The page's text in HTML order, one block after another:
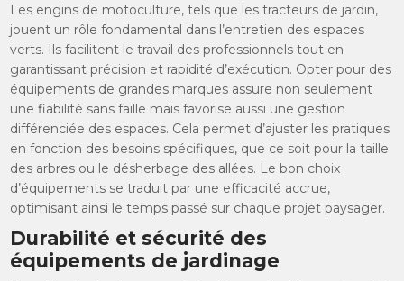
Les engins de motoculture, tels que les tracteurs de jardin,
jouent un rôle fondamental dans l’entretien des espaces
verts. Ils facilitent le travail des professionnels tout en
garantissant précision et rapidité d’exécution. Opter pour des
équipements de grandes marques assure non seulement
une fiabilité sans faille mais favorise aussi une gestion
différenciée des espaces. Cela permet d’ajuster les pratiques
en fonction des besoins spécifiques, que ce soit pour la taille
des arbres ou le désherbage des allées. Le bon choix
d’équipements se traduit par une efficacité accrue,
optimisant ainsi le temps passé sur chaque projet paysager.
Durabilité et sécurité des
équipements de jardinage